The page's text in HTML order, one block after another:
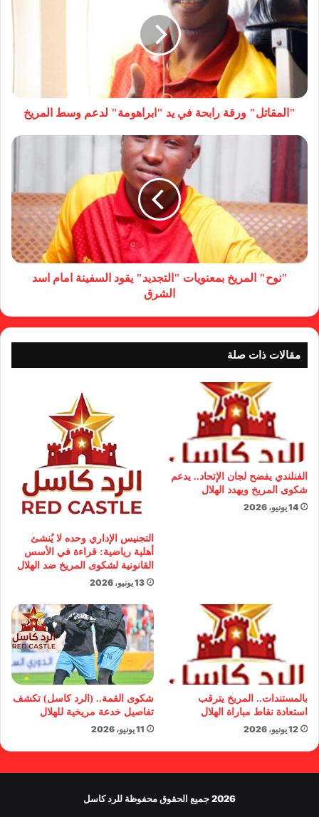
"المقاتل" ورقة رابحة في يد "ابراهومة" لدعم وسط المريخ
"نوح" المريخ بمعنويات "التجديد" يقود السفينة امام اسد
الشرق
مقالات ذات صلة
الفنلندي يفضح لجان الإتحاد.. يدعم
شكوى المريخ ويهدد الهلال
14 يونيو، 2026
التجنيس الإداري وحده لا يُنشئ
أهلية رياضية: قراءة في الأسس
القانونية لشكوى المريخ ضد الهلال
13 يونيو، 2026
بالمستندات.. المريخ يترقب
استعادة نقاط مباراة الهلال
12 يونيو، 2026
شكوى القمة.. (الرد كاسل) تكشف
تفاصيل خدعة مريخية للهلال
11 يونيو، 2026
2026 جميع الحقوق محفوظة للرد كاسل